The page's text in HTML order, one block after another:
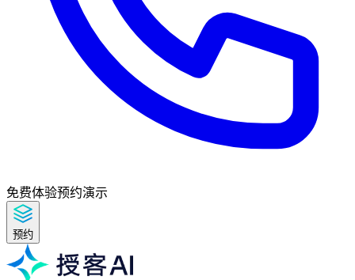
免费体验预约演示
预约